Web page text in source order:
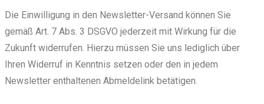
Die Einwilligung in den Newsletter-Versand können Sie
gemäß Art. 7 Abs. 3 DSGVO jederzeit mit Wirkung für die
Zukunft widerrufen. Hierzu müssen Sie uns lediglich über
Ihren Widerruf in Kenntnis setzen oder den in jedem
Newsletter enthaltenen Abmeldelink betätigen.